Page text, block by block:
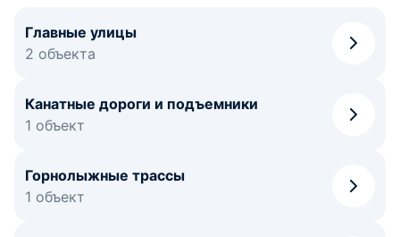
Главные улицы
2 объекта
Канатные дороги и подъемники
1 объект
Горнолыжные трассы
1 объект